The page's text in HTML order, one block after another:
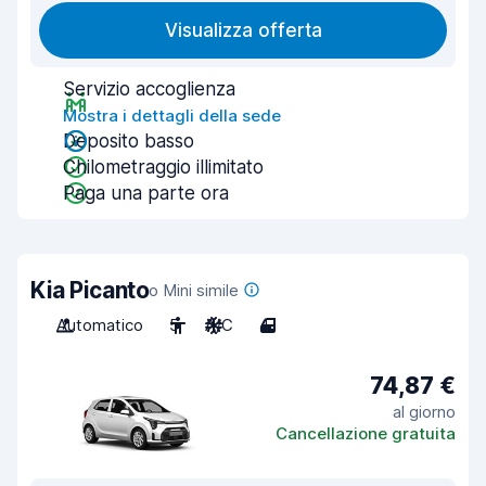
Visualizza offerta
Servizio accoglienza
Mostra i dettagli della sede
Deposito basso
Chilometraggio illimitato
Paga una parte ora
Kia Picantoo Mini simile
Automatico
5 A/C 4
74,87 €
al giorno
Cancellazione gratuita